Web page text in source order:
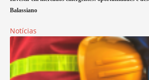
Balassiano
Notícias